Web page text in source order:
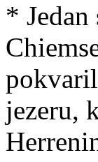
*
jezeru,